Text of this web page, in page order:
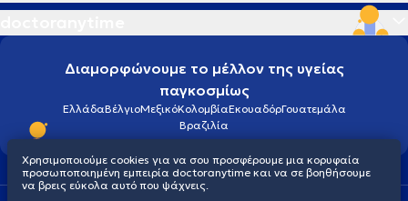
Διαμορφώνουμε το μέλλον της υγείας
παγκοσμίως
ΕλλάδαΒέλγιοΜεξικόΚολομβίαΕκουαδόρΓουατεμάλα
Βραζιλία
Χρησιμοποιούμε cookies για να σου προσφέρουμε μια κορυφαία
προσωποποιημένη εμπειρία doctoranytime και να σε βοηθήσουμε
να βρεις εύκολα αυτό που ψάχνεις.